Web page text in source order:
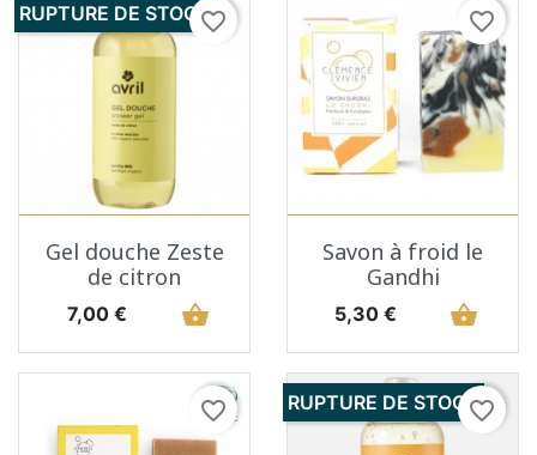
favorite_border
Gel douche Zeste
de citron
Prix
7,00 € shopping_basket
RUPTURE DE STOCK favorite_border
Savon à froid le
Gandhi
Prix
5,30 € shopping_basket
favorite_border favorite_border
RUPTURE DE STOCK